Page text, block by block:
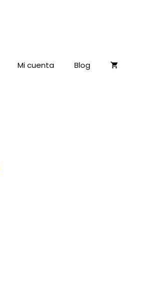
Mi cuenta Blog